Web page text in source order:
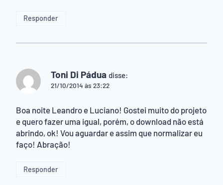
Responder
Toni Di Pádua disse:
21/10/2014 às 23:22
Boa noite Leandro e Luciano! Gostei muito do projeto
e quero fazer uma igual, porém, o download não está
abrindo, ok! Vou aguardar e assim que normalizar eu
faço! Abração!
Responder